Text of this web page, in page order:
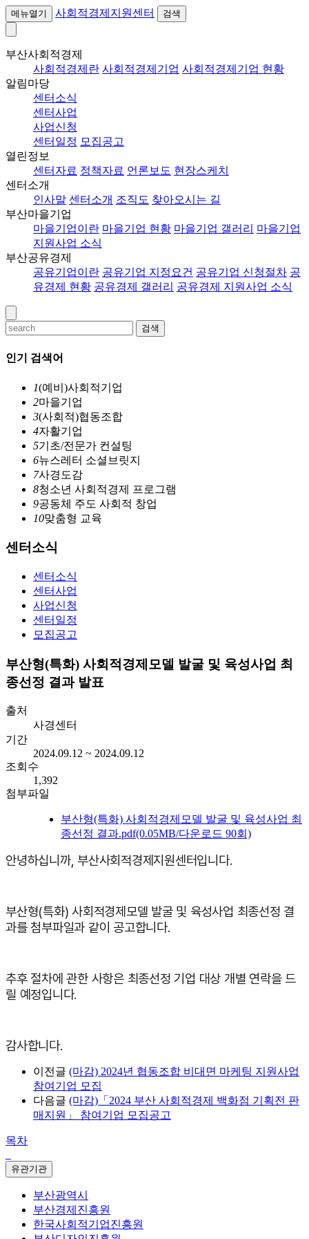
메뉴열기 사회적경제지원센터 검색
부산사회적경제
사회적경제란 사회적경제기업 사회적경제기업 현황
알림마당
센터소식
센터사업
사업신청
센터일정 모집공고
열린정보
센터자료 정책자료 언론보도 현장스케치
센터소개
인사말 센터소개 조직도 찾아오시는 길
부산마을기업
마을기업이란 마을기업 현황 마을기업 갤러리 마을기업
지원사업 소식
부산공유경제
공유기업이란 공유기업 지정요건 공유기업 신청절차 공
유경제 현황 공유경제 갤러리 공유경제 지원사업 소식
검색
인기 검색어
1(예비)사회적기업
2마을기업
3(사회적)협동조합
4자활기업
5기초/전문가 컨설팅
6뉴스레터 소셜브릿지
7사경도감
8청소년 사회적경제 프로그램
9공동체 주도 사회적 창업
10맞춤형 교육
센터소식
센터소식
센터사업
사업신청
센터일정
모집공고
부산형(특화) 사회적경제모델 발굴 및 육성사업 최
종선정 결과 발표
출처
사경센터
기간
2024.09.12 ~ 2024.09.12
조회수
1,392
첨부파일
부산형(특화) 사회적경제모델 발굴 및 육성사업 최
종선정 결과.pdf(0.05MB/다운로드 90회)
안녕하십니까, 부산사회적경제지원센터입니다.
부산형(특화) 사회적경제모델 발굴 및 육성사업 최종선정 결
과를 첨부파일과 같이 공고합니다.
추후 절차에 관한 사항은 최종선정 기업 대상 개별 연락을 드
릴 예정입니다.
감사합니다.
이전글 (마감) 2024년 협동조합 비대면 마케팅 지원사업
참여기업 모집
다음글 (마감)「2024 부산 사회적경제 백화점 기획전 판
매지원」 참여기업 모집공고
목차
유관기관
부산광역시
부산경제진흥원
한국사회적기업진흥원